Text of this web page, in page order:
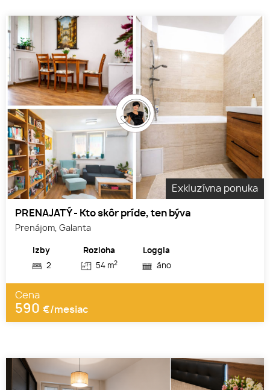
Exkluzívna ponuka
PRENAJATÝ - Kto skôr príde, ten býva
Prenájom, Galanta
Izby
2
Rozloha
54 m2
Loggia
áno
Cena
590 €/mesiac